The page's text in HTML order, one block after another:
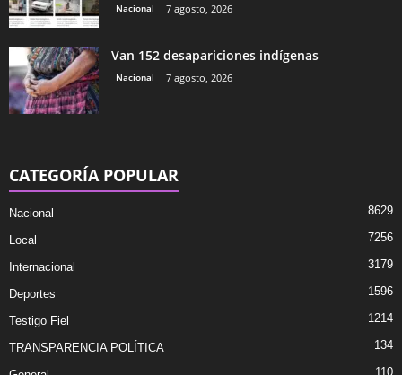
Nacional 7 agosto, 2026
Van 152 desapariciones indígenas
Nacional 7 agosto, 2026
CATEGORÍA POPULAR
Nacional 8629
Local 7256
Internacional 3179
Deportes 1596
Testigo Fiel 1214
TRANSPARENCIA POLÍTICA 134
110